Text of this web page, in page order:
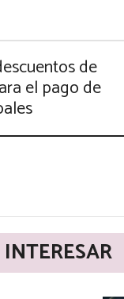
de
el pago de